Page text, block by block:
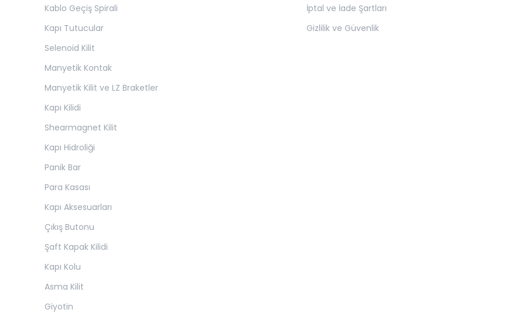
Kablo Geçiş Spirali
Kapı Tutucular
Selenoid Kilit
Manyetik Kontak
Manyetik Kilit ve LZ Braketler
Kapı Kilidi
Shearmagnet Kilit
Kapı Hidroliği
Panik Bar
Para Kasası
Kapı Aksesuarları
Çıkış Butonu
Şaft Kapak Kilidi
Kapı Kolu
Asma Kilit
Giyotin
İptal ve İade Şartları
Gizlilik ve Güvenlik